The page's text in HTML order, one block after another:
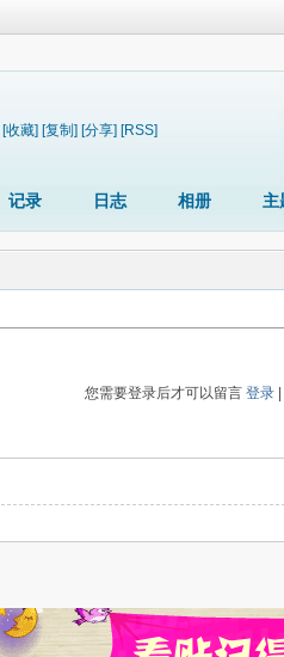
[收藏] [复制] [分享] [RSS]
记录 日志 相册 主
您需要登录后才可以留言 登录|